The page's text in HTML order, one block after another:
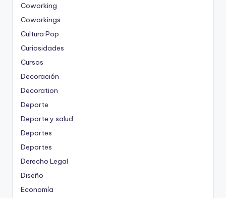
Coworking
Coworkings
Cultura Pop
Curiosidades
Cursos
Decoración
Decoration
Deporte
Deporte y salud
Deportes
Deportes
Derecho Legal
Diseño
Economía